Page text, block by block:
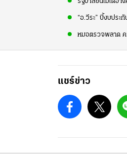
“อ.วีระ” บี้งบปร
หมอตรวจพลาด ค
แชร์ข่าว